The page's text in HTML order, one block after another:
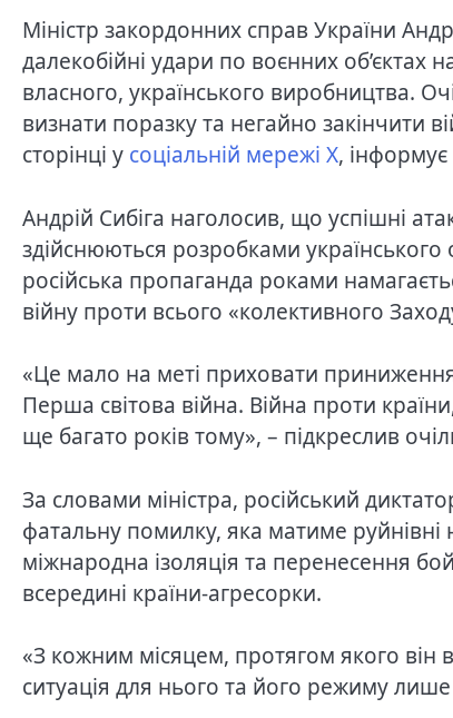
Міністр закордонних справ України
далекобійні удари по воєнних
власного, українського виробництва.
визнати поразку та негайно закінчити
сторінці у соціальній мережі Х, інформує
Андрій Сибіга наголосив, що успішні
здійснюються розробками
російська пропаганда роками
війну проти всього «колективного
«Це мало на меті приховати
Перша світова війна. Війна проти
ще багато років тому», – підкреслив
За словами міністра, російський
фатальну помилку, яка матиме руйнівні
міжнародна ізоляція та перенесення
всередині країни-агресорки.
«З кожним місяцем, протягом якого він
ситуація для нього та його режиму